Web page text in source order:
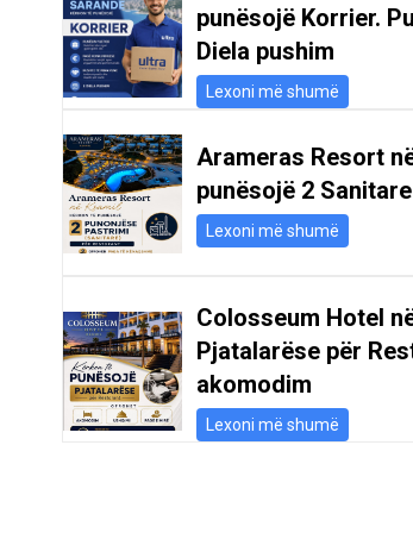
punësojë Korrier.
Diela pushim
Lexoni më shumë
Arameras Resort
punësojë 2
Lexoni më shumë
Colosseum Hotel
Pjatalarëse për
akomodim
Lexoni më shumë